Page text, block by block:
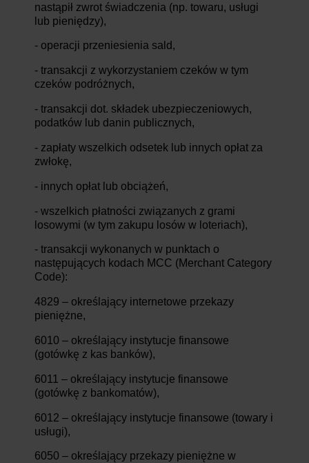
nastąpił zwrot świadczenia (np. towaru, usługi
lub pieniędzy),
- operacji przeniesienia sald,
- transakcji z wykorzystaniem czeków w tym
czeków podróżnych,
- transakcji dot. składek ubezpieczeniowych,
podatków lub danin publicznych,
- zapłaty wszelkich odsetek lub innych opłat za
zwłokę,
- innych opłat lub obciążeń,
- wszelkich płatności związanych z grami
losowymi (w tym zakupu losów w loteriach),
- transakcji wykonanych w punktach o
następujących kodach MCC (Merchant Category
Code):
4829 – określający internetowe przekazy
pieniężne,
6010 – określający instytucje finansowe
(gotówkę z kas banków),
6011 – określający instytucje finansowe
(gotówkę z bankomatów),
6012 – określający instytucje finansowe (towary i
usługi),
6050 – określający przekazy pieniężne w